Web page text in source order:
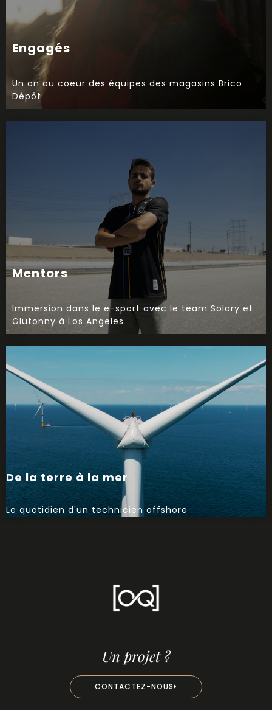
Engagés
Un an au coeur des équipes des magasins Brico
Dépôt
Mentors
Immersion dans le e-sport avec le team Solary et
Glutonny à Los Angeles
De la terre à la mer
Le quotidien d'un technicien offshore
Un projet ?
CONTACTEZ-NOUS